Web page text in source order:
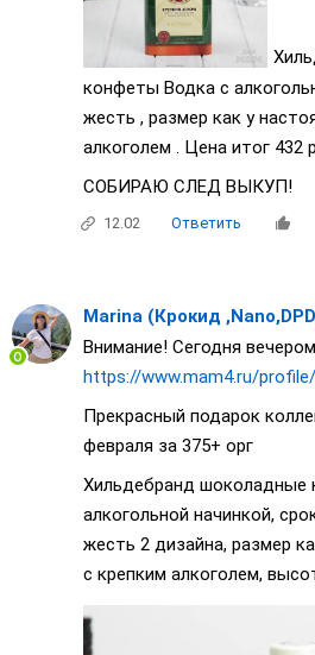
конфеты Водка с
жесть , размер как у
алкоголем . Цена итог 432 р
СОБИРАЮ СЛЕД ВЫКУП!
12.02 Ответить
Marina (Крокид
Внимание! Сегодня
https://www.mam4.ru/
Прекрасный подарок
февраля за 375+ орг
Хильдебранд шоколадные
алкогольной начинкой,
жесть 2 дизайна, размер
с крепким алкоголем,